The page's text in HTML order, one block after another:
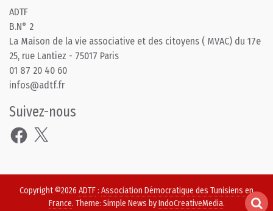
ADTF
B.N° 2
La Maison de la vie associative et des citoyens ( MVAC) du 17e
25, rue Lantiez - 75017 Paris
01 87 20 40 60
infos@adtf.fr
Suivez-nous
Facebook
X
Copyright ©2026 ADTF: Association Démocratique des Tunisiens en
France. Theme: Simple News byIndoCreativeMedia.